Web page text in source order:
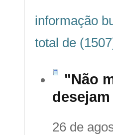
informação
total de
"Não
26 de